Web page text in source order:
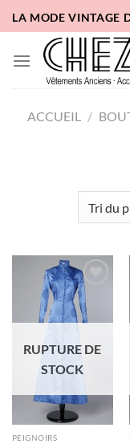
au
contenu
LA MODE VINTAGE
ACCUEIL /
Ajouter
à la liste
d'envies
RUPTURE DE
STOCK
PEIGNOIRS